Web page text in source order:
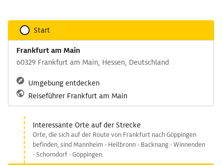
Start
Frankfurt am Main
60329 Frankfurt am Main, Hessen, Deutschland
Umgebung entdecken
Reiseführer Frankfurt am Main
Interessante Orte auf der Strecke
Orte, die sich auf der Route von Frankfurt nach Göppingen
befinden, sind Mannheim - Heilbronn - Backnang - Winnenden
- Schorndorf - Göppingen.